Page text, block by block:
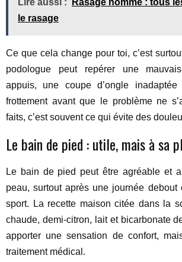
Lire aussi :
Rasage homme : tous
le rasage
Ce que cela change pour toi, c’est
podologue peut repérer une
appuis, une coupe d’ongle
frottement avant que le problème ne
faits, c’est souvent ce qui évite des
Le bain de pied : utile, mais à sa
Le bain de pied peut être agréable et
peau, surtout après une journée
sport. La recette maison citée dans la
chaude, demi-citron, lait et bicarbonate
apporter une sensation de confort,
traitement médical.